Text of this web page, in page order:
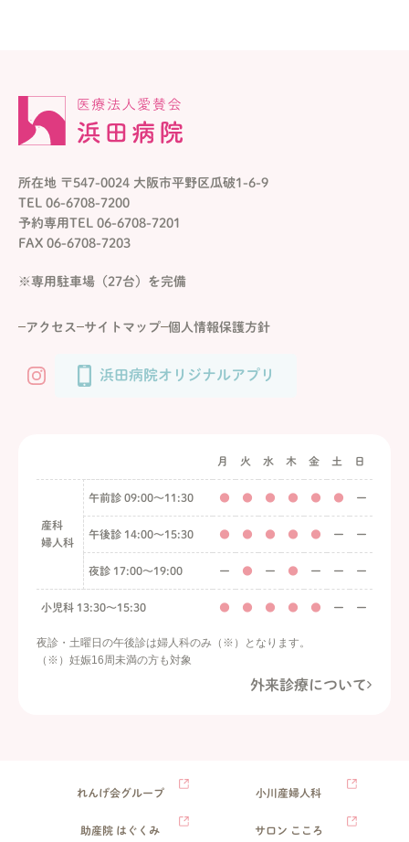
所在地 〒547-0024 大阪市平野区瓜破1-6-9
TEL 06-6708-7200
予約専用TEL 06-6708-7201
FAX 06-6708-7203
※専用駐車場（27台）を完備
アクセス サイトマップ 個人情報保護方針
浜田病院オリジナルアプリ
月 火 水 木 金 土 日
産科
婦人科
午前診 09:00〜11:30 ● ● ● ● ● ● ー
午後診 14:00〜15:30 ● ● ● ● ● ー ー
夜診 17:00〜19:00 ー ● ー ● ー ー ー
小児科 13:30〜15:30 ● ● ● ● ● ー ー
夜診・土曜日の午後診は婦人科のみ（※）となります。
（※）妊娠16周未満の方も対象
外来診療について
れんげ会グループ 小川産婦人科
助産院 はぐくみ サロン こころ